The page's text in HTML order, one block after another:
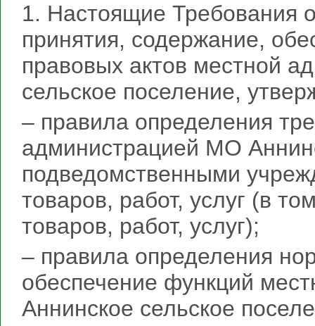
1. Настоящие Требования
принятия, содержание,
правовых актов местной
сельское поселение,
– правила определения
администрацией МО
подведомственными
товаров, работ, услуг (в
товаров, работ, услуг);
– правила определения
обеспечение функций
Аннинское сельское